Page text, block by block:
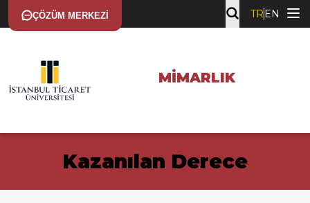
ÇÖZÜM MERKEZI TR EN
MIMARLIK
Kazanılan Derece